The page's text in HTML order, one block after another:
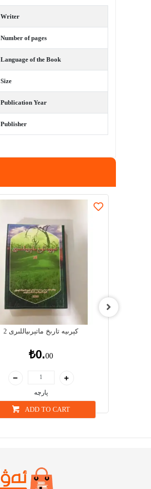
Writer
Number of pages
Language of the Book
Size
Publication Year
Publisher
كېرىيە تارىخ ماتېرىياللىرى 2
₺0.00
پارچە
ADD TO CART